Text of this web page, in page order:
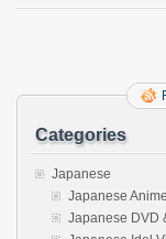
Categories
Japanese
Japanese Anime
Japanese DVD